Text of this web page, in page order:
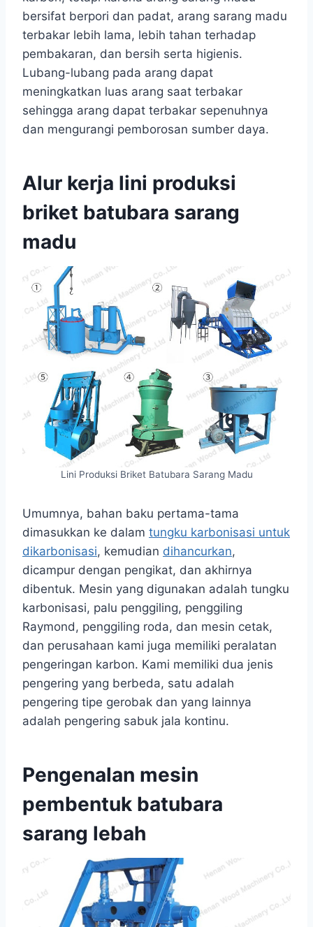
bersifat berpori dan padat, arang sarang madu
terbakar lebih lama, lebih tahan terhadap
pembakaran, dan bersih serta higienis.
Lubang-lubang pada arang dapat
meningkatkan luas arang saat terbakar
sehingga arang dapat terbakar sepenuhnya
dan mengurangi pemborosan sumber daya.
Alur kerja lini produksi
briket batubara sarang
madu
Lini Produksi Briket Batubara Sarang Madu
Umumnya, bahan baku pertama-tama
dimasukkan ke dalam tungku karbonisasi untuk
dikarbonisasi, kemudian dihancurkan,
dicampur dengan pengikat, dan akhirnya
dibentuk. Mesin yang digunakan adalah tungku
karbonisasi, palu penggiling, penggiling
Raymond, penggiling roda, dan mesin cetak,
dan perusahaan kami juga memiliki peralatan
pengeringan karbon. Kami memiliki dua jenis
pengering yang berbeda, satu adalah
pengering tipe gerobak dan yang lainnya
adalah pengering sabuk jala kontinu.
Pengenalan mesin
pembentuk batubara
sarang lebah